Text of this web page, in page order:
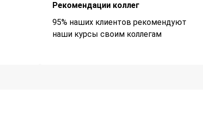
Рекомендации коллег
95% наших клиентов рекомендуют
наши курсы своим коллегам